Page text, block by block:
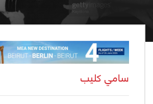
سامي كليب